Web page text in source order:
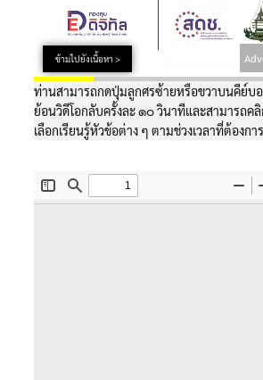
ข้ามไปยังเนื้อหา >
ท่านสามารถกดปุ่มลูกศรซ้ายหรือขวาบนคีย์บ
ย้อนวิดีโอกลับครั้งละ ๑๐ วินาทีและสามารถคลิ
เลือกเรียนรู้หัวข้อต่าง ๆ ตามช่วงเวลาที่ต้องกา